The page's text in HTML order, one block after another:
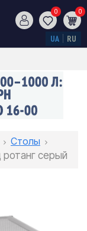
0 0
UA RU
Столы
ротанг серый